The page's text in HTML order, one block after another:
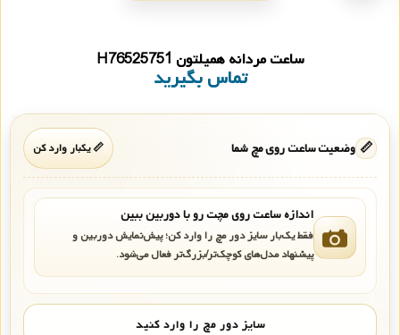
ساعت مردانه همیلتون H76525751
تماس بگیرید
📏 وضعیت ساعت روی مچ شما 📏 یکبار وارد کن
اندازه ساعت روی مچت رو با دوربین ببین
فقط یک‌بار سایز دور مچ را وارد کن؛ پیش‌نمایش دوربین و
پیشنهاد مدل‌های کوچک‌تر/بزرگ‌تر فعال می‌شود.
سایز دور مچ را وارد کنید